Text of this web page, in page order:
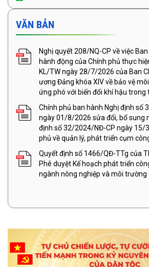
VĂN BẢN
Nghị quyết 208/NQ-CP về việc
hành động của Chính phủ thực
KL/TW ngày 28/7/2026 của Ban
ương Đảng khóa XIV về bảo vệ
ứng phó với biến đổi khí hậu trong
Chính phủ ban hành Nghị định số
ngày 01/8/2026 sửa đổi, bổ sung
định số 32/2024/NĐ-CP ngày 15/
phủ về quản lý, phát triển cụm
Quyết định số 1466/QĐ-TTg của
Phê duyệt Kế hoạch phát triển
ngành nông nghiệp và môi trường